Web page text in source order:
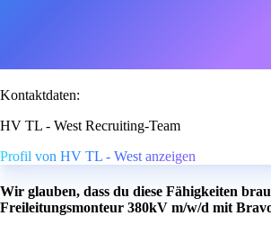
Kontaktdaten:
HV TL - West Recruiting-Team
Profil von HV TL - West anzeigen
Wir glauben, dass du diese Fähigkeiten
Freileitungsmonteur 380kV m/w/d mit